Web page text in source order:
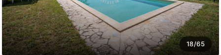
18/65